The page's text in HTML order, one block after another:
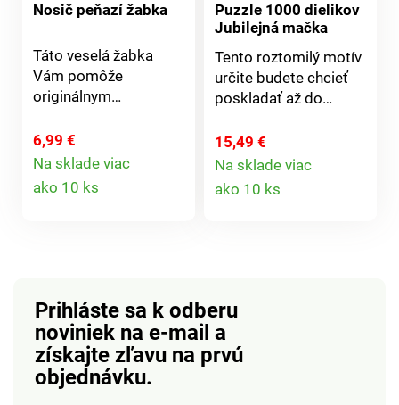
Nosič peňazí žabka
Táto veselá žabka
Vám pomôže
originálnym
peňažný darček alebo
poukaz.
Kov/polyrezín. 11 x 10
6,99 €
Na sklade viac
ako 10 ks
Puzzle 1000 dielikov
Jubilejná mačka
Tento roztomilý motív
určite budete chcieť
poskladať až do
dielikmi je puzzle
ideálne pre príjemné
večery osamote alebo
15,49 €
Na sklade viac
ako 10 ks
Prihláste sa k odberu
noviniek na e-mail a
získajte zľavu na prvú
objednávku.